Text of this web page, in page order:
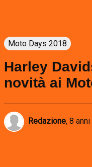
Moto Days 2018
Harley
novità ai
Redazione, 8